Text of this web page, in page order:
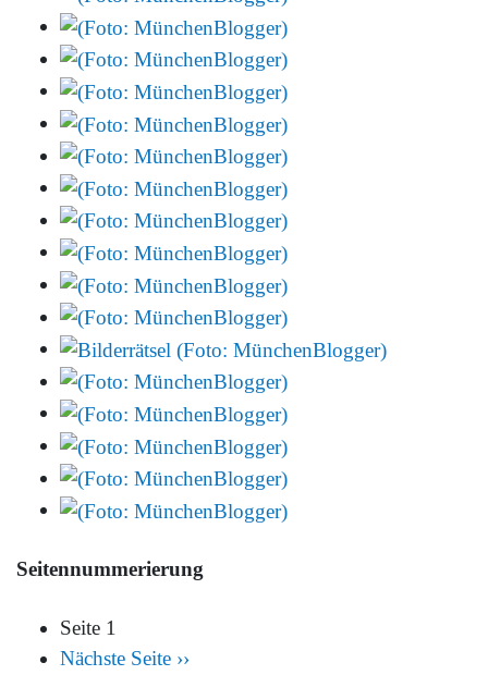
Seitennummerierung
Seite 1
Nächste Seite ››